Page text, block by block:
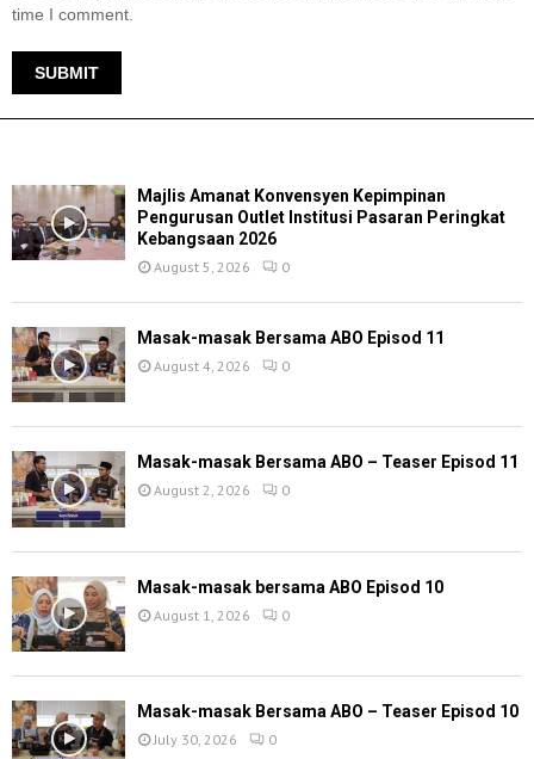
time I comment.
Majlis Amanat Konvensyen Kepimpinan
Pengurusan Outlet Institusi Pasaran Peringkat
Kebangsaan 2026
August 5, 2026 0
Masak-masak Bersama ABO Episod 11
August 4, 2026 0
Masak-masak Bersama ABO – Teaser Episod 11
August 2, 2026 0
Masak-masak bersama ABO Episod 10
August 1, 2026 0
Masak-masak Bersama ABO – Teaser Episod 10
July 30, 2026 0